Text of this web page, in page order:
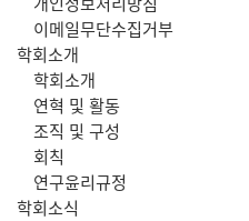
뉴이메일무단수집거부
학회소개
학회소개
연혁 및 활동
조직 및 구성
회칙
연구윤리규정
학회소식